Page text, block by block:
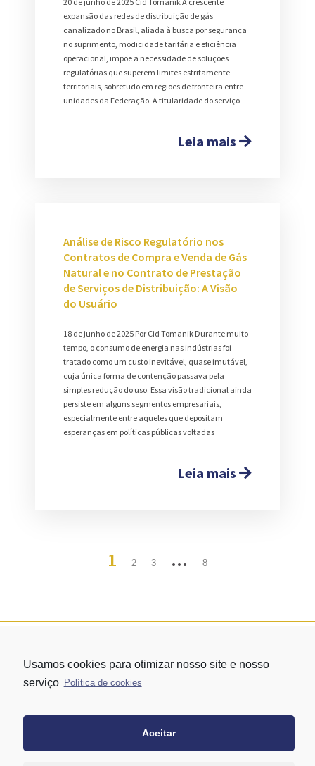
expansão das redes de distribuição de gás
canalizado no Brasil, aliada à busca por segurança
no suprimento, modicidade tarifária e eficiência
operacional, impõe a necessidade de soluções
regulatórias que superem limites estritamente
territoriais, sobretudo em regiões de fronteira entre
unidades da Federação. A titularidade do serviço
Leia mais
Análise de Risco Regulatório nos
Contratos de Compra e Venda de Gás
Natural e no Contrato de Prestação
de Serviços de Distribuição: A Visão
do Usuário
18 de junho de 2025 Por Cid Tomanik Durante muito
tempo, o consumo de energia nas indústrias foi
tratado como um custo inevitável, quase imutável,
cuja única forma de contenção passava pela
simples redução do uso. Essa visão tradicional ainda
persiste em alguns segmentos empresariais,
especialmente entre aqueles que depositam
esperanças em políticas públicas voltadas
Leia mais
1 2 3 … 8
andar – conj. 1305 – Vila Mariana - São Paulo/SP
Usamos cookies para otimizar nosso site e nosso
serviço Política de cookies
Aceitar